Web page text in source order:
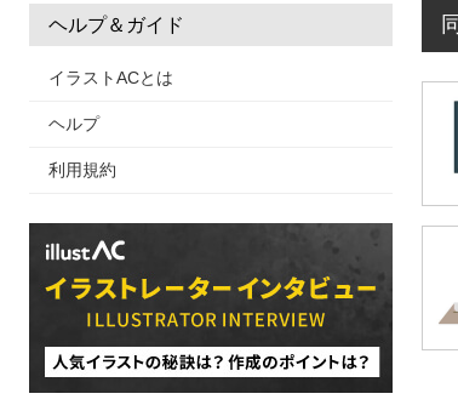
ヘルプ＆ガイド
イラストACとは
ヘルプ
利用規約